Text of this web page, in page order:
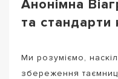
Анонімна
та стандарти
Ми розуміємо,
збереження